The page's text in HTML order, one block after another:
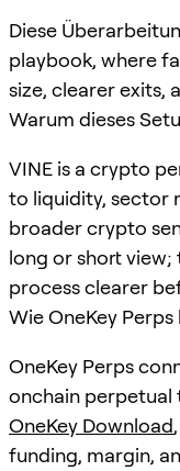
Diese
playbook, where
size, clearer exits,
Warum dieses
VINE is a crypto
to liquidity, sector
broader crypto
long or short
process clearer
Wie OneKey
OneKey Perps
onchain
OneKey Download
funding, margin,